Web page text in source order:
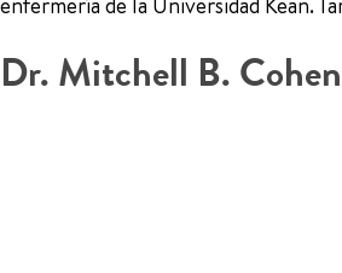
Dr. Mitchell B. Cohen